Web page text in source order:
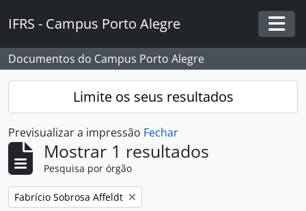
IFRS - Campus Porto Alegre
Documentos do Campus Porto Alegre
Limite os seus resultados
Previsualizar a impressão Fechar
Mostrar 1 resultados
Pesquisa por órgão
Remover filtro:
Fabrício Sobrosa Affeldt